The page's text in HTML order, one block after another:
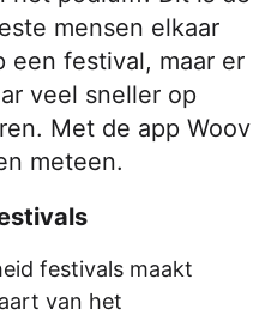
mensen elkaar
een festival, maar er
veel sneller op
Met de app Woov
meteen.
festivals maakt
van het